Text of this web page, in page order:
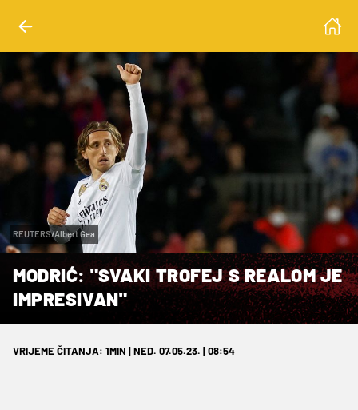
REUTERS/Albert Gea
MODRIĆ: "SVAKI TROFEJ S REALOM JE
IMPRESIVAN"
VRIJEME ČITANJA: 1MIN | NED. 07.05.23. | 08:54